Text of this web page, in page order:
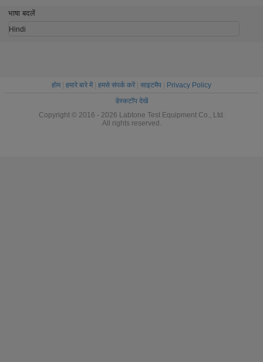
भाषा बदलें
Hindi
होम हमारे बारे में हमसे संपर्क करें साइटमैप
Privacy Policy
डेस्कटॉप देखें
Copyright © 2016 - 2026 Labtone Test Equipment Co., Ltd.
All rights reserved.